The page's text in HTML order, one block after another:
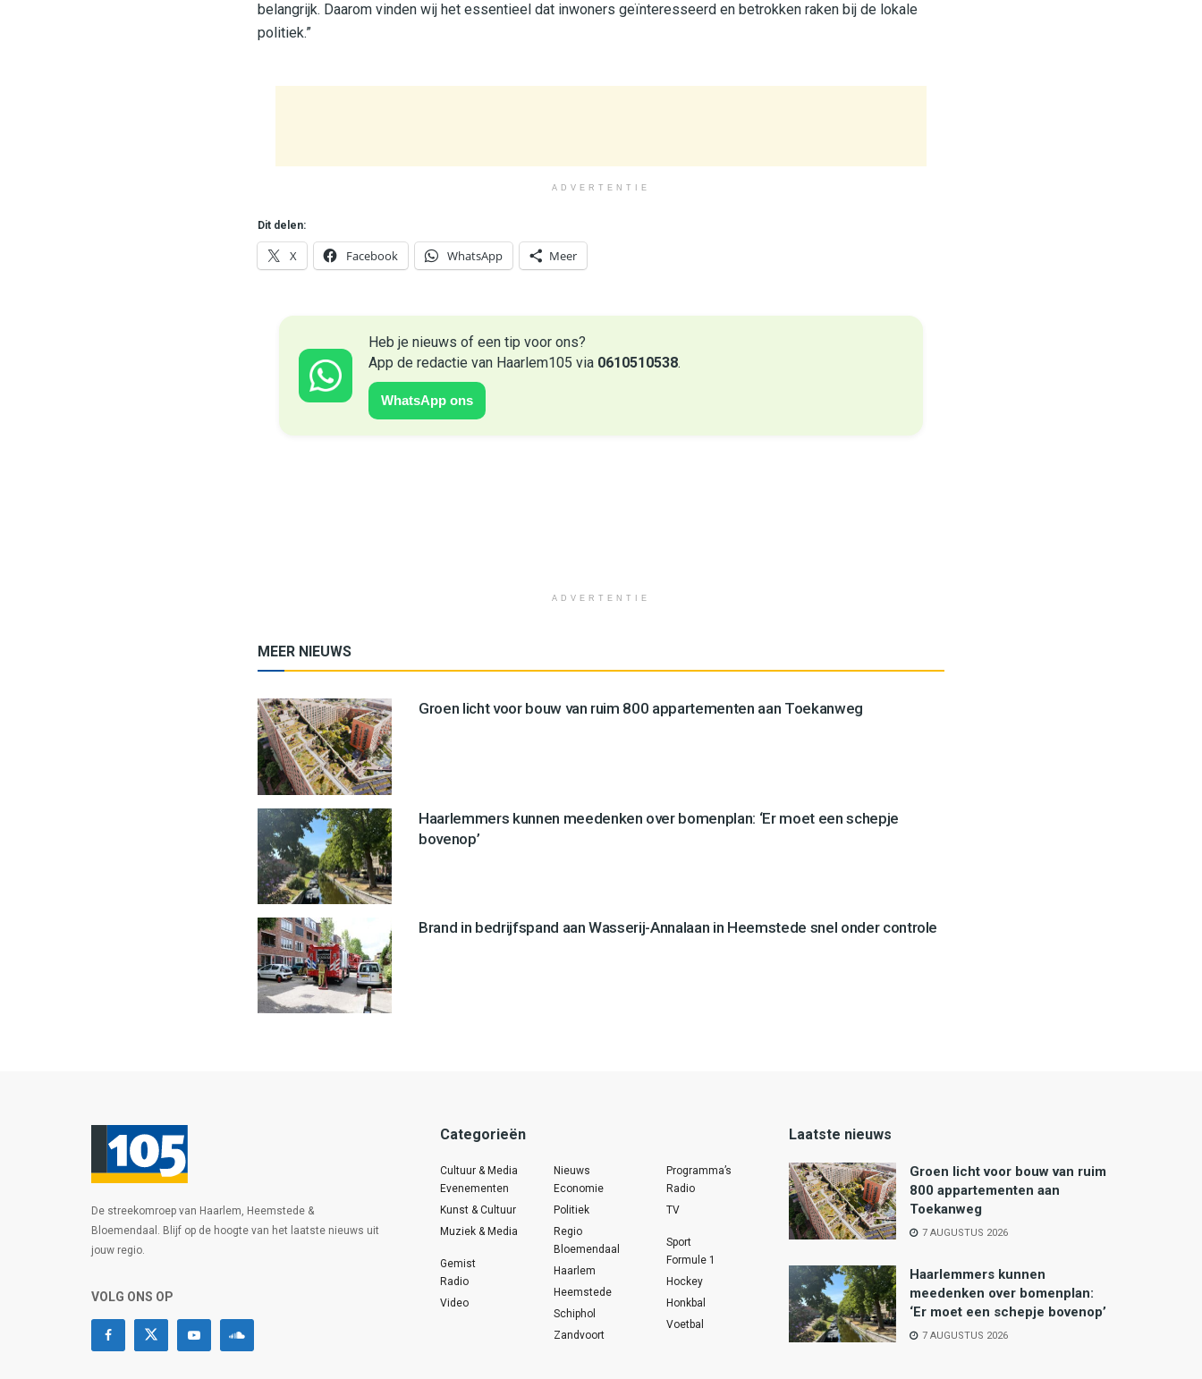
belangrijk. Daarom vinden wij het essentieel dat inwoners geïnteresseerd en betrokken raken bij de lokale
politiek.”
ADVERTENTIE
Dit delen:
X Facebook WhatsApp Meer
Heb je nieuws of een tip voor ons?
App de redactie van Haarlem105 via 0610510538.
WhatsApp ons
ADVERTENTIE
MEER NIEUWS
Groen licht voor bouw van ruim 800 appartementen aan Toekanweg
Haarlemmers kunnen meedenken over bomenplan: ‘Er moet een schepje
bovenop’
Brand in bedrijfspand aan Wasserij-Annalaan in Heemstede snel onder controle
De streekomroep van Haarlem, Heemstede &
Bloemendaal. Blijf op de hoogte van het laatste nieuws uit
jouw regio.
VOLG ONS OP
Categorieën
Cultuur & Media
Evenementen
Kunst & Cultuur
Muziek & Media
Gemist
Radio
Video
Nieuws
Economie
Politiek
Regio
Bloemendaal
Haarlem
Heemstede
Schiphol
Zandvoort
Programma’s
Radio
TV
Sport
Formule 1
Hockey
Honkbal
Voetbal
Laatste nieuws
Groen licht voor bouw van ruim
800 appartementen aan
Toekanweg
7 AUGUSTUS 2026
Haarlemmers kunnen
meedenken over bomenplan:
‘Er moet een schepje bovenop’
7 AUGUSTUS 2026